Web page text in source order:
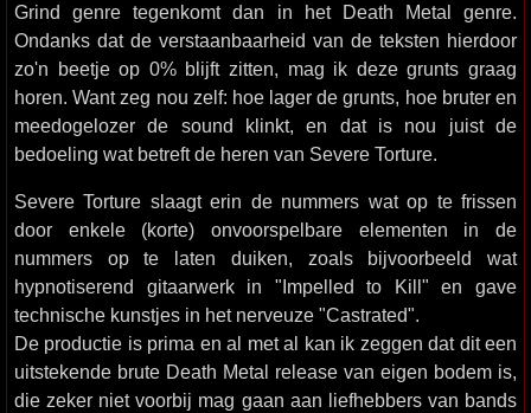
Grind genre tegenkomt dan in het Death Metal genre.
Ondanks dat de verstaanbaarheid van de teksten hierdoor
zo'n beetje op 0% blijft zitten, mag ik deze grunts graag
horen. Want zeg nou zelf: hoe lager de grunts, hoe bruter en
meedogelozer de sound klinkt, en dat is nou juist de
bedoeling wat betreft de heren van Severe Torture.
Severe Torture slaagt erin de nummers wat op te frissen
door enkele (korte) onvoorspelbare elementen in de
nummers op te laten duiken, zoals bijvoorbeeld wat
hypnotiserend gitaarwerk in "Impelled to Kill" en gave
technische kunstjes in het nerveuze "Castrated".
De productie is prima en al met al kan ik zeggen dat dit een
uitstekende brute Death Metal release van eigen bodem is,
die zeker niet voorbij mag gaan aan liefhebbers van bands